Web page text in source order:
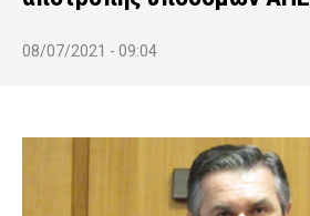
08/07/2021 - 09:04